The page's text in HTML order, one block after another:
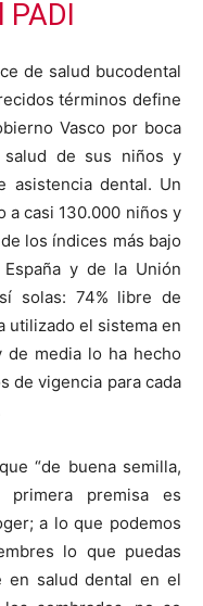
de salud bucodental
términos define
Vasco por boca
de sus niños y
asistencia dental. Un
a casi 130.000 niños y
los índices más bajo
y de la Unión
solas: 74% libre de
utilizado el sistema en
de media lo ha hecho
de vigencia para cada
“de buena semilla,
primera premisa es
a lo que podemos
lo que puedas
en salud dental en el